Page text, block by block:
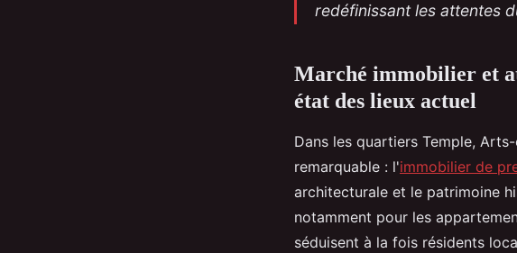
redéfinissant les attentes
Marché immobilier et
état des lieux actuel
Dans les quartiers Temple,
remarquable : l'immobilier de
architecturale et le patrimoine
notamment pour les
séduisent à la fois résidents